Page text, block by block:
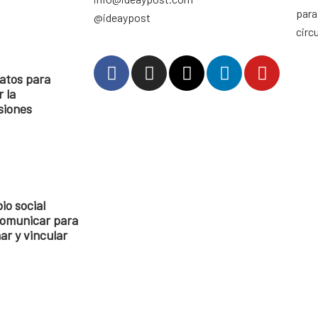
para
la
social
para
y vincular
@ideaypost